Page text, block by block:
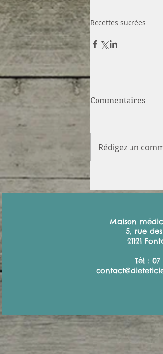
Recettes sucrées
Commentaires
Rédigez un
Maison
5, rue
21121
Tèl : 07